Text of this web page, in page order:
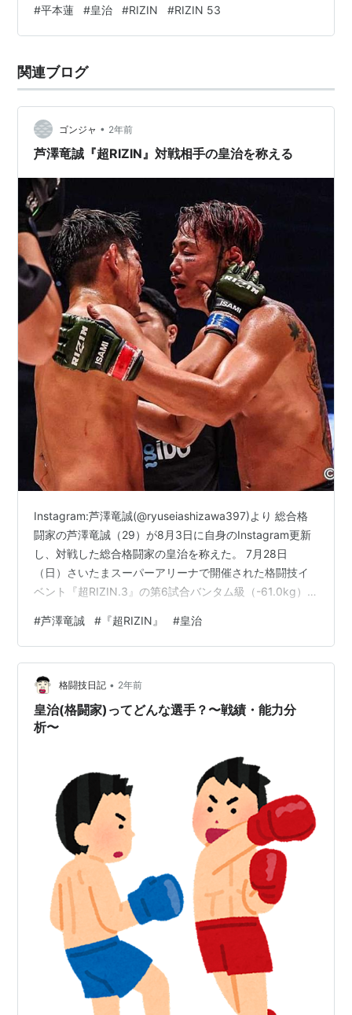
者会見 まさかの平本蓮登場に驚き ボクシングルール、そ
して体重無差別 試合の行方と見どころを考察 異例の進行
る…かと思いきや、今回は少し様子が違いました。榊原
CEOと皇治選手がすでに壇上に立っている状態からスタ
#平本蓮 #皇治 #RIZIN #RIZIN 53
関連ブログ
ゴンジャ • 2年前
芦澤竜誠『超RIZIN』対戦相手の皇治を称える
Instagram:芦澤竜誠(@ryuseiashizawa397)より 総合格
闘家の芦澤竜誠（29）が8月3日に自身のInstagram更新
し、対戦した総合格闘家の皇治を称えた。 7月28日
（日）さいたまスーパーアリーナで開催された格闘技イ
ベント『超RIZIN.3』の第6試合バンタム級（-61.0kg）5
この日の投稿では、「死闘を終えて 魂で闘っていただき
感謝と 自分にとって得るものがある事に ありがとうござ
いました。本当に強い漢でした」と対戦相手の皇治を称
えた。 この投稿には、「2人ともマジで最高やっ
た！！」「これだから芦澤竜誠って惹…
#芦澤竜誠 # 『超RIZIN』 #皇治
格闘技日記 • 2年前
皇治(格闘家)ってどんな選手？〜戦績・能力分
析〜